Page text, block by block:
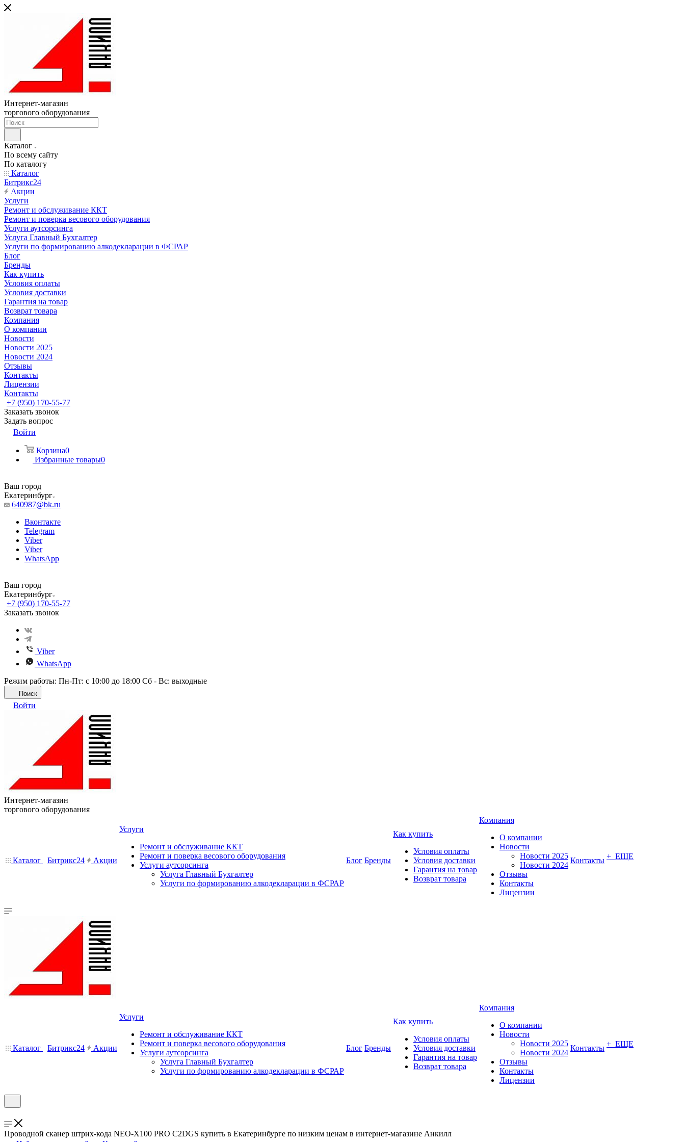
Интернет-магазин
торгового оборудования
Каталог
По всему сайту
По каталогу
Каталог
Битрикс24
Акции
Услуги
Ремонт и обслуживание ККТ
Ремонт и поверка весового оборудования
Услуги аутсорсинга
Услуга Главный Бухгалтер
Услуги по формированию алкодекларации в ФСРАР
Блог
Бренды
Как купить
Условия оплаты
Условия доставки
Гарантия на товар
Возврат товара
Компания
О компании
Новости
Новости 2025
Новости 2024
Отзывы
Контакты
Лицензии
Контакты
+7 (950) 170-55-77
Заказать звонок
Задать вопрос
Войти
Корзина0
Избранные товары0
Ваш город
Екатеринбург
640987@bk.ru
Вконтакте
Telegram
Viber
Viber
WhatsApp
Ваш город
Екатеринбург
+7 (950) 170-55-77
Заказать звонок
Viber
WhatsApp
Режим работы: Пн-Пт: с 10:00 до 18:00 Сб - Вс: выходные
Поиск
Войти
Интернет-магазин
торгового оборудования
Каталог Битрикс24 Акции
Услуги
Ремонт и обслуживание ККТ
Ремонт и поверка весового оборудования
Услуги аутсорсинга
Услуга Главный Бухгалтер
Услуги по формированию алкодекларации в ФСРАР
Блог Бренды
Как купить
Условия оплаты
Условия доставки
Гарантия на товар
Возврат товара
Компания
О компании
Новости
Новости 2025
Новости 2024
Отзывы
Контакты
Лицензии
Контакты + ЕЩЕ
Каталог Битрикс24 Акции
Услуги
Ремонт и обслуживание ККТ
Ремонт и поверка весового оборудования
Услуги аутсорсинга
Услуга Главный Бухгалтер
Услуги по формированию алкодекларации в ФСРАР
Блог Бренды
Как купить
Условия оплаты
Условия доставки
Гарантия на товар
Возврат товара
Компания
О компании
Новости
Новости 2025
Новости 2024
Отзывы
Контакты
Лицензии
Контакты + ЕЩЕ
Проводной сканер штрих-кода NEO-X100 PRO C2DGS купить в Екатеринбурге по низким ценам в интернет-магазине Анкилл